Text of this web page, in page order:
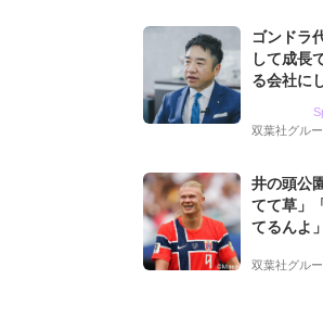
ゴンドラ
して成長
る会社に
グ会社の
双葉社グル
井の頭公
てて草」
てるんよ
バイキン
もらった
双葉社グル